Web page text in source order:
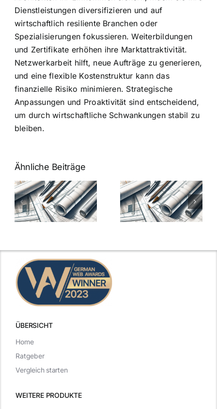
Dienstleistungen diversifizieren und auf
wirtschaftlich resiliente Branchen oder
Spezialisierungen fokussieren. Weiterbildungen
und Zertifikate erhöhen ihre Marktattraktivität.
Netzwerkarbeit hilft, neue Aufträge zu generieren,
und eine flexible Kostenstruktur kann das
finanzielle Risiko minimieren. Strategische
Anpassungen und Proaktivität sind entscheidend,
um durch wirtschaftliche Schwankungen stabil zu
bleiben.
Ähnliche Beiträge
7 Mythen
über
Architekten-
Gehälter
7 Mythen
über
Architekten-
Gehälter
ÜBERSICHT
WEITERE PRODUKTE
Home
Ratgeber
Vergleich starten